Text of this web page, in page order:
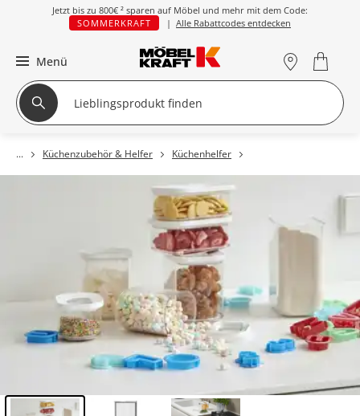
Jetzt bis zu 800€ ² sparen auf Möbel und mehr mit dem Code:
SOMMERKRAFT
| Alle Rabattcodes entdecken
Menü
Küchenzubehör & Helfer Küchenhelfer